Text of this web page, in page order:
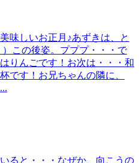
味しいお正月♪あずきは、と
この後姿。プププ・・・で
りんごです！お次は・・・和
です！お兄ちゃんの隣に、
ると・・・なぜか、向こうの